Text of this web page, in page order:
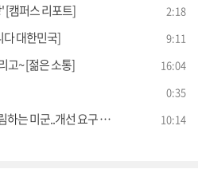
[캠퍼스 리포트] 2:18
다 대한민국] 9:11
고~ [젊은 소통] 16:04
0:35
..개선 요구 묵살 [젊은 소통] 10:14